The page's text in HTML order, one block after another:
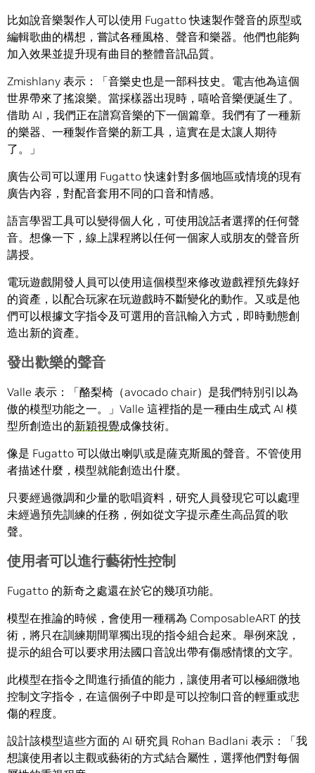
比如說音樂製作人可以使用 Fugatto 快速製作聲音的原型或
編輯歌曲的構想，嘗試各種風格、聲音和樂器。他們也能夠
加入效果並提升現有曲目的整體音訊品質。
Zmishlany 表示：「音樂史也是一部科技史。電吉他為這個
世界帶來了搖滾樂。當採樣器出現時，嘻哈音樂便誕生了。
借助 AI，我們正在譜寫音樂的下一個篇章。我們有了一種新
的樂器、一種製作音樂的新工具，這實在是太讓人期待
了。」
廣告公司可以運用 Fugatto 快速針對多個地區或情境的現有
廣告內容，對配音套用不同的口音和情感。
語言學習工具可以變得個人化，可使用說話者選擇的任何聲
音。想像一下，線上課程將以任何一個家人或朋友的聲音所
講授。
電玩遊戲開發人員可以使用這個模型來修改遊戲裡預先錄好
的資產，以配合玩家在玩遊戲時不斷變化的動作。又或是他
們可以根據文字指令及可選用的音訊輸入方式，即時動態創
造出新的資產。
發出歡樂的聲音
Valle 表示：「酪梨椅（avocado chair）是我們特別引以為
傲的模型功能之一。」Valle 這裡指的是一種由生成式 AI 模
型所創造出的新穎視覺成像技術。
像是 Fugatto 可以做出喇叭或是薩克斯風的聲音。不管使用
者描述什麼，模型就能創造出什麼。
只要經過微調和少量的歌唱資料，研究人員發現它可以處理
未經過預先訓練的任務，例如從文字提示產生高品質的歌
聲。
使用者可以進行藝術性控制
Fugatto 的新奇之處還在於它的幾項功能。
模型在推論的時候，會使用一種稱為 ComposableART 的技
術，將只在訓練期間單獨出現的指令組合起來。舉例來說，
提示的組合可以要求用法國口音說出帶有傷感情懷的文字。
此模型在指令之間進行插值的能力，讓使用者可以極細微地
控制文字指令，在這個例子中即是可以控制口音的輕重或悲
傷的程度。
設計該模型這些方面的 AI 研究員 Rohan Badlani 表示：「我
想讓使用者以主觀或藝術的方式結合屬性，選擇他們對每個